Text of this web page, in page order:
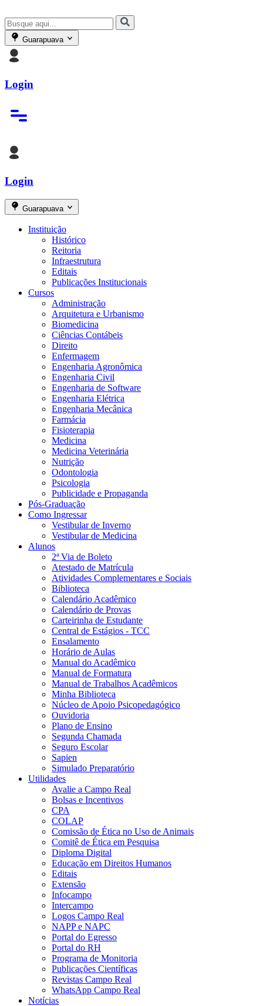
Guarapuava
Login
Login
Guarapuava
Instituição
Histórico
Reitoria
Infraestrutura
Editais
Publicações Institucionais
Cursos
Administração
Arquitetura e Urbanismo
Biomedicina
Ciências Contábeis
Direito
Enfermagem
Engenharia Agronômica
Engenharia Civil
Engenharia de Software
Engenharia Elétrica
Engenharia Mecânica
Farmácia
Fisioterapia
Medicina
Medicina Veterinária
Nutrição
Odontologia
Psicologia
Publicidade e Propaganda
Pós-Graduação
Como Ingressar
Vestibular de Inverno
Vestibular de Medicina
Alunos
2ª Via de Boleto
Atestado de Matrícula
Atividades Complementares e Sociais
Biblioteca
Calendário Acadêmico
Calendário de Provas
Carteirinha de Estudante
Central de Estágios - TCC
Ensalamento
Horário de Aulas
Manual do Acadêmico
Manual de Formatura
Manual de Trabalhos Acadêmicos
Minha Biblioteca
Núcleo de Apoio Psicopedagógico
Ouvidoria
Plano de Ensino
Segunda Chamada
Seguro Escolar
Sapien
Simulado Preparatório
Utilidades
Avalie a Campo Real
Bolsas e Incentivos
CPA
COLAP
Comissão de Ética no Uso de Animais
Comitê de Ética em Pesquisa
Diploma Digital
Educação em Direitos Humanos
Editais
Extensão
Infocampo
Intercampo
Logos Campo Real
NAPP e NAPC
Portal do Egresso
Portal do RH
Programa de Monitoria
Publicações Científicas
Revistas Campo Real
WhatsApp Campo Real
Notícias